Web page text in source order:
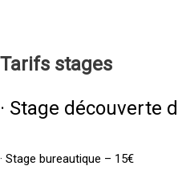
Tarifs stages
· Stage découverte
· Stage bureautique – 15€